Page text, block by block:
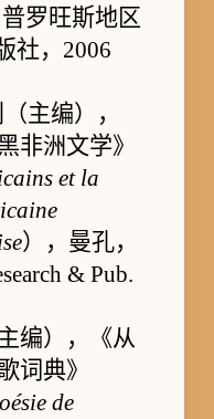
罗旺斯地区
社，2006
主编），
非洲文学》
et la
），曼孔，
& Pub.
编），《从
词典》
de